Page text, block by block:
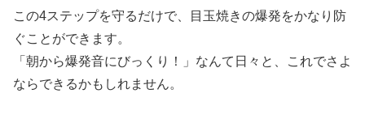
この4ステップを守るだけで、目玉焼きの爆発をかなり防
ぐことができます。
「朝から爆発音にびっくり！」なんて日々と、これでさよ
ならできるかもしれません。